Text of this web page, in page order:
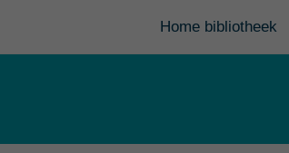
Home bibliotheek